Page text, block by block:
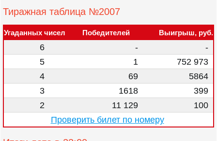
Тиражная таблица №2007
Угаданных чисел Победителей Выигрыш, руб.
6 -
-
5
1
752 973
4
69
5864
3
1618
399
2
11 129
100
Проверить билет по номеру